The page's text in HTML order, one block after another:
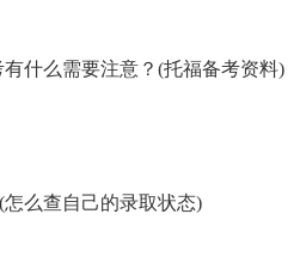
什么需要注意？(托福备考资料)
么查自己的录取状态)